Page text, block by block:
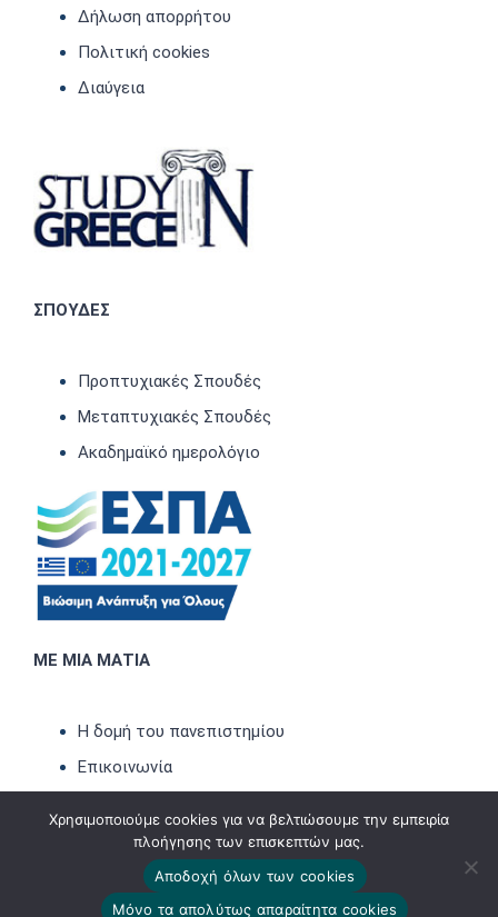
Δήλωση απορρήτου
Πολιτική cookies
Διαύγεια
ΣΠΟΥΔΕΣ
Προπτυχιακές Σπουδές
Μεταπτυχιακές Σπουδές
Ακαδημαϊκό ημερολόγιο
ΜΕ ΜΙΑ ΜΑΤΙΑ
Η δομή του πανεπιστημίου
Επικοινωνία
Εκδηλώσεις
Newsletter
Χρησιμοποιούμε cookies για να βελτιώσουμε την εμπειρία
πλοήγησης των επισκεπτών μας.
Αποδοχή όλων των cookies
Μόνο τα απολύτως απαραίτητα cookies